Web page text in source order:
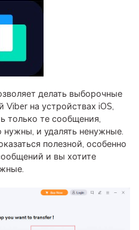
делать выборочные
на устройствах iOS,
только те сообщения,
нужны, и удалять ненужные.
полезной, особенно
и вы хотите